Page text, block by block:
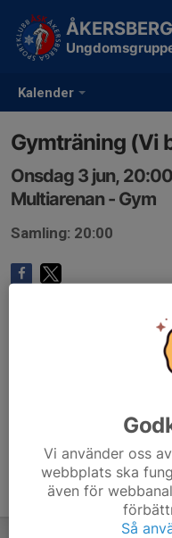
Kalender
Gymträning (Vi
Onsdag 3 jun,
Multiarenan - Gym
Samling: 20:00
Vi använder oss
webbplats ska
även för
Så